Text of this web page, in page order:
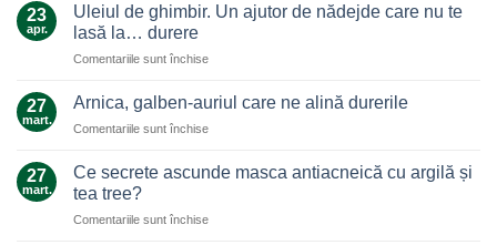
23
apr.
Uleiul de ghimbir. Un ajutor de nădejde care nu te
lasă la… durere
Comentariile sunt închisepentru
de
Un
de
nu
27
mart.
Arnica, galben-auriul care ne alină durerile
Comentariile sunt închisepentru
galben-
ne
27
mart.
Ce secrete ascunde masca antiacneică cu argilă și
tea tree?
Comentariile sunt închisepentru